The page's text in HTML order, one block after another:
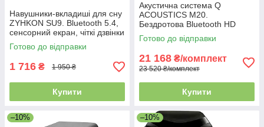
Навушники-вкладиші для сну
ZYHKON SU9. Bluetooth 5.4,
сенсорний екран, чіткі дзвінки
Готово до відправки
1 716 ₴ 1 950 ₴
Купити
Акустична система Q
ACOUSTICS M20.
Бездротова Bluetooth HD
музична система, біла, ВЧ 22
мм, СЧ/НЧ 125 мм, 55 Гц–22
Готово до відправки
21 168 ₴/комплект
23 520 ₴/комплект
Купити
–10% –10%